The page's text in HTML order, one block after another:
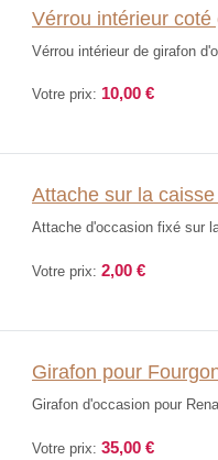
Vérrou intérieur
Vérrou intérieur de girafon
Votre prix: 10,00 €
Attache sur la
Attache d'occasion fixé sur
Votre prix: 2,00 €
Girafon pour
Girafon d'occasion pour
Votre prix: 35,00 €